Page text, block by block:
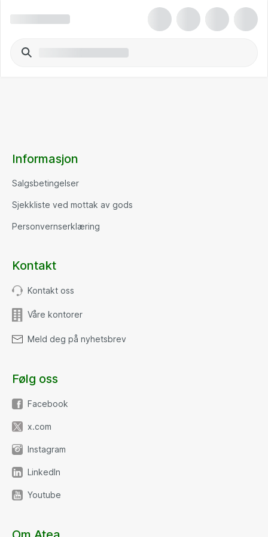
Informasjon
Salgsbetingelser
Sjekkliste ved mottak av gods
Personvernserklæring
Kontakt
Kontakt oss
Våre kontorer
Meld deg på nyhetsbrev
Følg oss
Facebook
x.com
Instagram
LinkedIn
Youtube